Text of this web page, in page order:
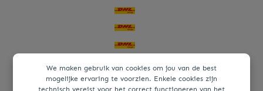
We maken gebruik van cookies om jou van de best
mogelijke ervaring te voorzien. Enkele cookies zijn
technisch vereist voor het correct functioneren van het